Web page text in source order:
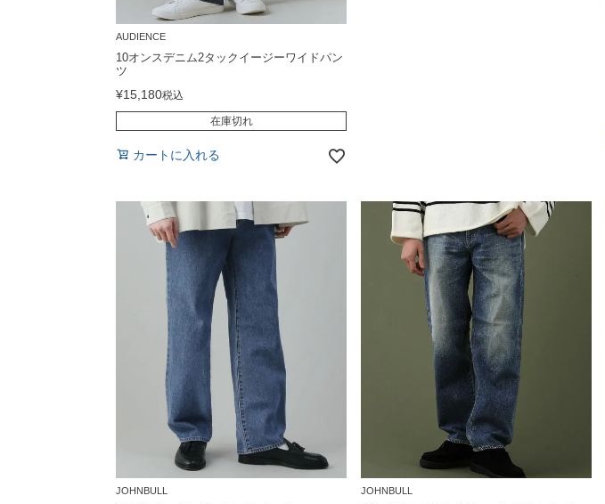
AUDIENCE
10オンスデニム2タックイージーワイドパン
ツ
¥15,180税込
在庫切れ
カートに入れる
JOHNBULL JOHNBULL